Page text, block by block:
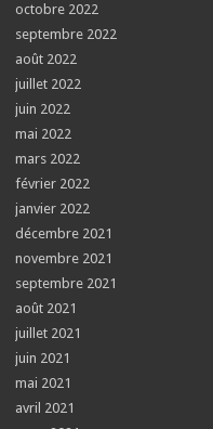
octobre 2022
septembre 2022
août 2022
juillet 2022
juin 2022
mai 2022
mars 2022
février 2022
janvier 2022
décembre 2021
novembre 2021
septembre 2021
août 2021
juillet 2021
juin 2021
mai 2021
avril 2021